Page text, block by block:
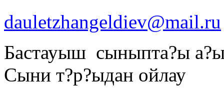
dauletzhangeldiev@mail.ru
Бастауыш сыныпта?ы
Сыни т?р?ыдан ойлау